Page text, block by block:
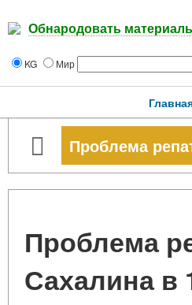
Обнародовать
KG Мир
Проблема
Проблема
Сахалина в